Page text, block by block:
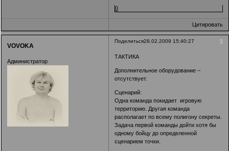
0
Цитировать
Поделиться 9
28.02.2009 15:40:27
VOVOKA
Администратор
ТАКТИКА
Дополнительное оборудование –
отсутствует.
Сценарий:
Одна команда покидает игровую
территорию. Другая команда
располагает по всему полигону секреты.
Задача первой команды дойти хотя бы
одному бойцу до определенной
сценарием точки.